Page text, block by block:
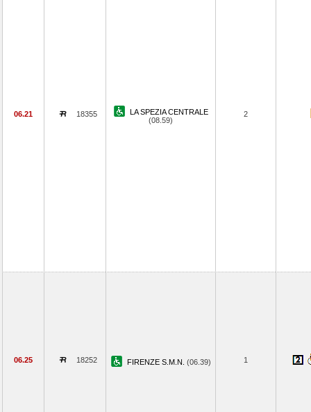
06.21 18355
LA SPEZIA CENTRALE
(08.59)
2
06.25 18252 FIRENZE S.M.N. (06.39) 1